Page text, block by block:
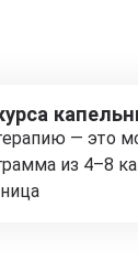
— это
из 4–8